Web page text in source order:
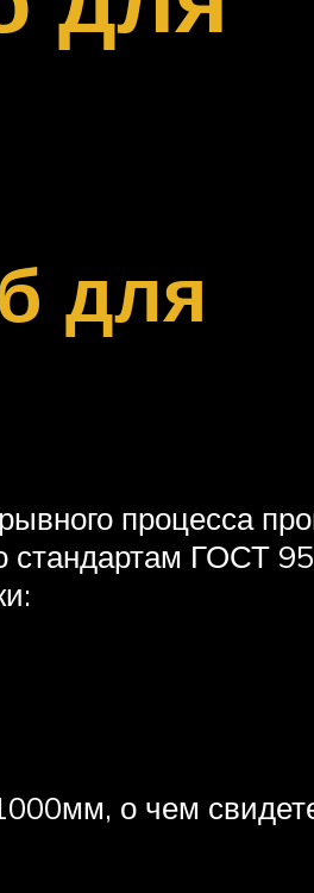
для
процесса
стандартам ГОСТ
о чем